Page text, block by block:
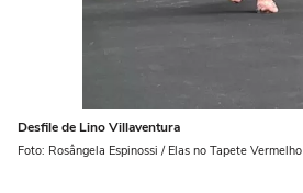
Desfile de Lino Villaventura
Foto: Rosângela Espinossi / Elas no Tapete Vermelho